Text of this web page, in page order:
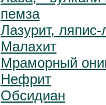
пемза
Лазурит, ляпис-
Малахит
Мраморный
Нефрит
Обсидиан